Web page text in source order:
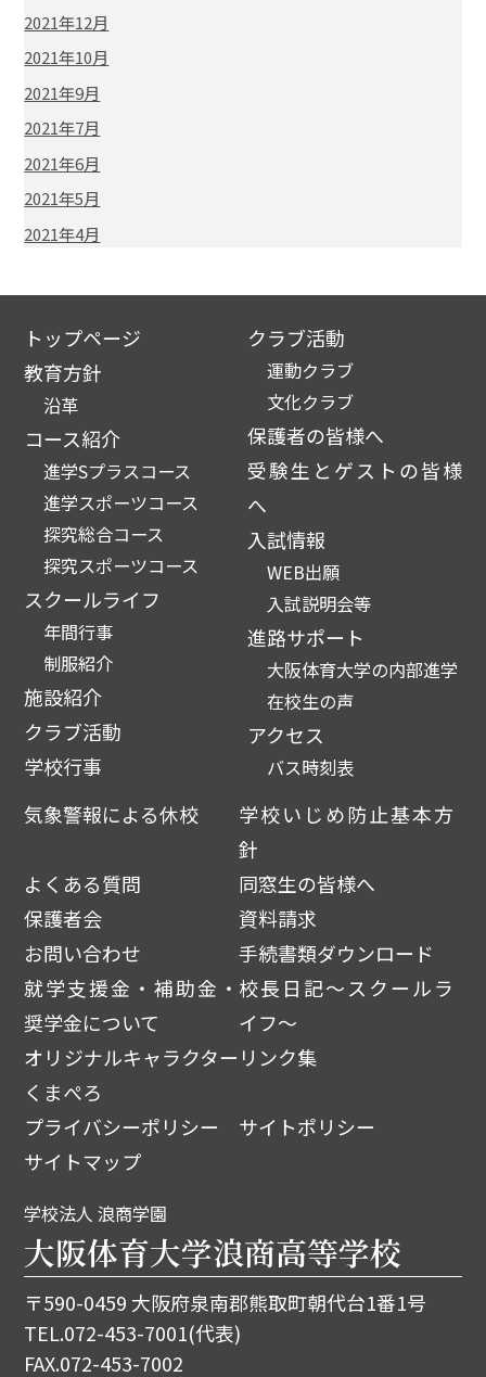
2021年12月
2021年10月
2021年9月
2021年7月
2021年6月
2021年5月
2021年4月
トップページ
教育方針
沿革
コース紹介
進学Sプラスコース
進学スポーツコース
探究総合コース
探究スポーツコース
スクールライフ
年間行事
制服紹介
施設紹介
クラブ活動
学校行事
クラブ活動
運動クラブ
文化クラブ
保護者の皆様へ
受験生とゲストの皆様
へ
入試情報
WEB出願
入試説明会等
進路サポート
大阪体育大学の内部進学
在校生の声
アクセス
バス時刻表
気象警報による休校
学校いじめ防止基本方
針
よくある質問
同窓生の皆様へ
保護者会
資料請求
お問い合わせ
手続書類ダウンロード
就学支援金・補助金・
奨学金について
校長日記～スクールラ
イフ～
オリジナルキャラクター
くまぺろ
リンク集
プライバシーポリシー
サイトポリシー
サイトマップ
学校法人 浪商学園
大阪体育大学浪商高等学校
〒590-0459 大阪府泉南郡熊取町朝代台1番1号
TEL.072-453-7001(代表)
FAX.072-453-7002